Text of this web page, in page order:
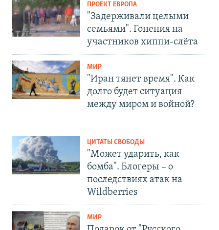
ПРОЕКТ ЕВРОПА
"Задерживали целыми
семьями". Гонения на
участников хиппи-слёта
МИР
"Иран тянет время". Как
долго будет ситуация
между миром и войной?
ЦИТАТЫ СВОБОДЫ
"Может ударить, как
бомба". Блогеры – о
последствиях атак на
Wildberries
МИР